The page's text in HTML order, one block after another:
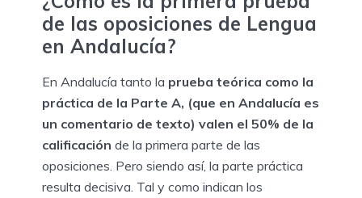
de las oposiciones de Lengua
en Andalucía?
En Andalucía tanto la prueba teórica como la
práctica de la Parte A, (que en Andalucía es
un comentario de texto) valen el 50% de la
calificación de la primera parte de las
oposiciones. Pero siendo así, la parte práctica
resulta decisiva. Tal y como indican los